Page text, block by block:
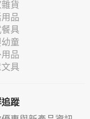
貨
品
具
童
品
具
蹤